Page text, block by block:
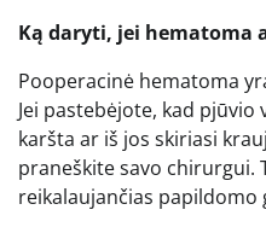
Ką daryti, jei hematoma
Pooperacinė hematoma
Jei pastebėjote, kad
karšta ar iš jos skiriasi
praneškite savo chirurgui.
reikalaujančias papildomo